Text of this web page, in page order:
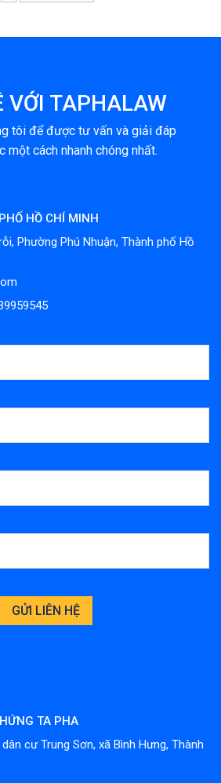
VỚI TAPHALAW
tôi để được tư vấn và giải đáp
một cách nhanh chóng nhất.
HỒ CHÍ MINH
Phường Phú Nhuận, Thành phố Hồ
TA PHA
cư Trung Sơn, xã Bình Hưng, Thành